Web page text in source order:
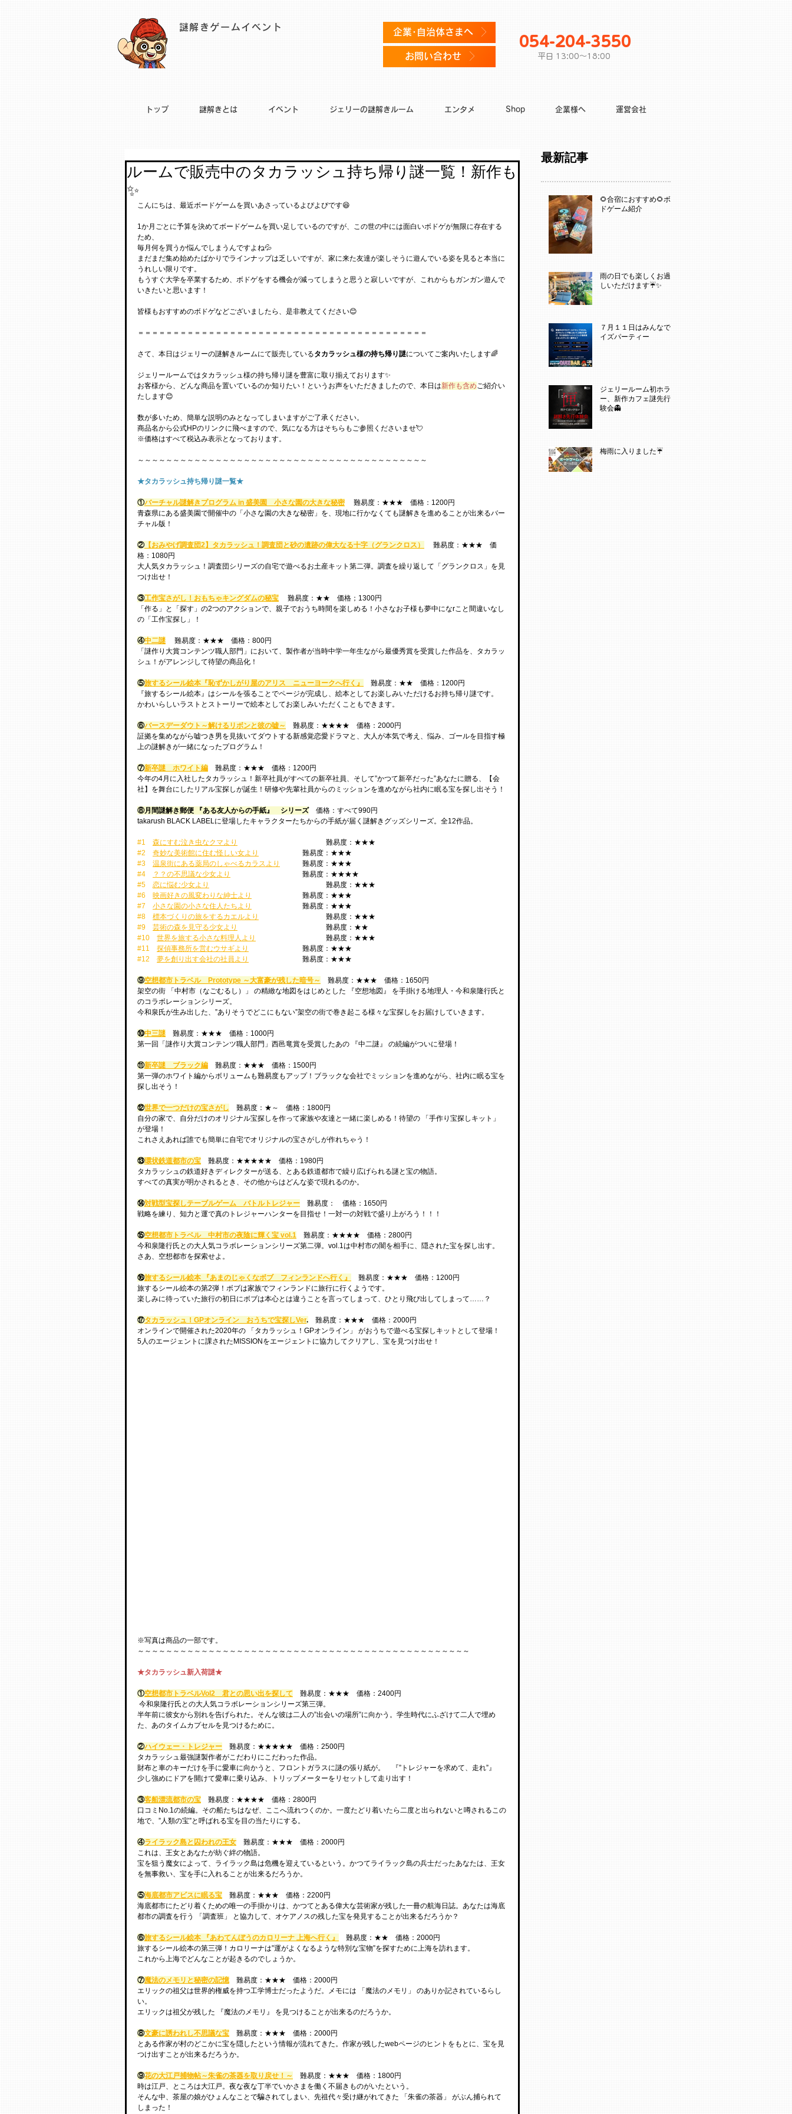
謎解きゲームイベント 企業･自治体さまへ
お問い合わせ
054-204-3550
平日 13:00〜18:00
トップ 謎解きとは イベント ジェリーの謎解きルーム エンタメ Shop 企業様へ 運営会社
ルームで販売中のタカラッシュ持ち帰り謎一覧！新作も
✨
こんにちは、最近ボードゲームを買いあさっているよぴよぴです😆
1か月ごとに予算を決めてボードゲームを買い足しているのですが、この世の中には面白いボドゲが無限に存在する
ため、
毎月何を買うか悩んでしまうんですよね💦
まだまだ集め始めたばかりでラインナップは乏しいですが、家に来た友達が楽しそうに遊んでいる姿を見ると本当に
うれしい限りです。
もうすぐ大学を卒業するため、ボドゲをする機会が減ってしまうと思うと寂しいですが、これからもガンガン遊んで
いきたいと思います！
皆様もおすすめのボドゲなどございましたら、是非教えてください😊
＝＝＝＝＝＝＝＝＝＝＝＝＝＝＝＝＝＝＝＝＝＝＝＝＝＝＝＝＝＝＝＝＝＝＝＝＝＝＝＝＝
さて、本日はジェリーの謎解きルームにて販売しているタカラッシュ様の持ち帰り謎についてご案内いたします🌈
ジェリールームではタカラッシュ様の持ち帰り謎を豊富に取り揃えております✨
お客様から、どんな商品を置いているのか知りたい！というお声をいただきましたので、本日は新作も含めご紹介い
たします😊
数が多いため、簡単な説明のみとなってしまいますがご了承ください。
商品名から公式HPのリンクに飛べますので、気になる方はそちらもご参照くださいませ💘
※価格はすべて税込み表示となっております。
～～～～～～～～～～～～～～～～～～～～～～～～～～～～～～～～～～～～～～～～～
★タカラッシュ持ち帰り謎一覧★
①バーチャル謎解きプログラム in 盛美園　小さな園の大きな秘密 難易度：★★★　価格：1200円
青森県にある盛美園で開催中の「小さな園の大きな秘密」を、現地に行かなくても謎解きを進めることが出来るバー
チャル版！
② 【おみやげ調査団2】タカラッシュ！調査団と砂の遺跡の偉大なる十字（グランクロス）
難易度：★★★　価
格：1080円
大人気タカラッシュ！調査団シリーズの自宅で遊べるお土産キット第二弾。調査を繰り返して「グランクロス」を見
つけ出せ！
③工作宝さがし！おもちゃキングダムの秘宝 難易度：★★　価格；1300円
「作る」と「探す」の2つのアクションで、親子でおうち時間を楽しめる！小さなお子様も夢中になrこと間違いなし
の「工作宝探し」！
④中二謎 難易度：★★★　価格：800円
「謎作り大賞コンテンツ職人部門」において、製作者が当時中学一年生ながら最優秀賞を受賞した作品を、タカラッ
シュ！がアレンジして待望の商品化！
⑤旅するシール絵本『恥ずかしがり屋のアリス　ニューヨークへ行く』
難易度：★★　価格：1200円
『旅するシール絵本』はシールを張ることでページが完成し、絵本としてお楽しみいただけるお持ち帰り謎です。
かわいらしいラストとストーリーで絵本としてお楽しみいただくこともできます。
⑥バースデーダウト～解けるリボンと彼の嘘～
難易度：★★★★　価格：2000円
証拠を集めながら嘘つき男を見抜いてダウトする新感覚恋愛ドラマと、大人が本気で考え、悩み、ゴールを目指す極
上の謎解きが一緒になったプログラム！
⑦新卒謎　ホワイト編
難易度：★★★　価格：1200円
今年の4月に入社したタカラッシュ！新卒社員がすべての新卒社員、そして”かつて新卒だった”あなたに贈る、【会
社】を舞台にしたリアル宝探しが誕生！研修や先輩社員からのミッションを進めながら社内に眠る宝を探し出そう！
⑧月間謎解き郵便 『ある友人からの手紙』　シリーズ
価格：すべて990円
takarush BLACK LABELに登場したキャラクターたちからの手紙が届く謎解きグッズシリーズ。全12作品。
#1
			難易度：★★★
#2
奇妙な美術館に住む怪しい女より
		難易度：★★★
#3
温泉街にある薬局のしゃべるカラスより
	難易度：★★★
#4
			難易度：★★★★
#5
恋に悩む少女より
					難易度：★★★
#6
		難易度：★★★
#7
小さな園の小さな住人たちより
			難易度：★★★
#8
		難易度：★★★
#9
芸術の森を見守る少女より
				難易度：★★
#10
		難易度：★★★
#11
		難易度：★★★
#12
夢を創り出す会社の社員より
			難易度：★★★
⑨空想都市トラベル　Prototype ～大富豪が残した暗号～
難易度：★★★　価格：1650円
架空の街 「中村市（なごむるし）」 の精緻な地図をはじめとした 『空想地図』 を手掛ける地理人・今和泉隆行氏と
のコラボレーションシリーズ。
今和泉氏が生み出した、”ありそうでどこにもない”架空の街で巻き起こる様々な宝探しをお届けしていきます。
⑩中三謎 難易度：★★★　価格：1000円
第一回「謎作り大賞コンテンツ職人部門」西邑竜賞を受賞したあの 『中二謎』 の続編がついに登場！
⑪新卒謎　ブラック編 難易度：★★★　価格：1500円
第一弾のホワイト編からボリュームも難易度もアップ！ブラックな会社でミッションを進めながら、社内に眠る宝を
探し出そう！
⑫世界で一つだけの宝さがし 難易度：★～　価格：1800円
自分の家で、自分だけのオリジナル宝探しを作って家族や友達と一緒に楽しめる！待望の 「手作り宝探しキット」
が登場！
これさえあれば誰でも簡単に自宅でオリジナルの宝さがしが作れちゃう！
⑬環状鉄道都市の宝 難易度：★★★★★　価格：1980円
タカラッシュの鉄道好きディレクターが送る、とある鉄道都市で繰り広げられる謎と宝の物語。
すべての真実が明かされるとき、その他からはどんな姿で現れるのか。
⑭対戦型宝探しテーブルゲーム　バトルトレジャー 難易度：　価格：1650円
戦略を練り、知力と運で真のトレジャーハンターを目指せ！一対一の対戦で盛り上がろう！！！
⑮空想都市トラベル　中村市の夜陰に輝く宝 vol.1 難易度：★★★★　価格：2800円
今和泉隆行氏との大人気コラボレーションシリーズ第二弾。vol.1は中村市の闇を相手に、隠された宝を探し出す。
さあ、空想都市を探索せよ。
⑯旅するシール絵本 『あまのじゃくなボブ　フィンランドへ行く』
難易度：★★★　価格：1200円
旅するシール絵本の第2弾！ボブは家族でフィンランドに旅行に行くようです。
楽しみに待っていた旅行の初日にボブは本心とは違うことを言ってしまって、ひとり飛び出してしまって……？
⑰タカラッシュ！GPオンライン　おうちで宝探しVer. 難易度：★★★　価格：2000円
オンラインで開催された2020年の 「タカラッシュ！GPオンライン」 がおうちで遊べる宝探しキットとして登場！
5人のエージェントに課されたMISSIONをエージェントに協力してクリアし、宝を見つけ出せ！
※写真は商品の一部です。
～～～～～～～～～～～～～～～～～～～～～～～～～～～～～～～～～～～～～～～～～～～～～～～
★タカラッシュ新入荷謎★
①空想都市トラベルVol2　君との思い出を探して 難易度：★★★　価格：2400円
今和泉隆行氏との大人気コラボレーションシリーズ第三弾。
半年前に彼女から別れを告げられた。そんな彼は二人の”出会いの場所”に向かう。学生時代にふざけて二人で埋め
た、あのタイムカプセルを見つけるために。
②ハイウェー・トレジャー 難易度：★★★★★　価格：2500円
タカラッシュ最強謎製作者がこだわりにこだわった作品。
財布と車のキーだけを手に愛車に向かうと、フロントガラスに謎の張り紙が。　『”トレジャーを求めて、走れ”』
少し強めにドアを開けて愛車に乗り込み、トリップメーターをリセットして走り出す！
③客船漂流都市の宝 難易度：★★★★　価格：2800円
口コミNo.1の続編。その船たちはなぜ、ここへ流れつくのか。一度たどり着いたら二度と出られないと噂されるこの
地で、”人類の宝”と呼ばれる宝を目の当たりにする。
④ライラック島と囚われの王女 難易度：★★★　価格：2000円
これは、王女とあなたが紡ぐ絆の物語。
宝を狙う魔女によって、ライラック島は危機を迎えているという。かつてライラック島の兵士だったあなたは、王女
を無事救い、宝を手に入れることが出来るだろうか。
⑤海底都市アビスに眠る宝 難易度：★★★　価格：2200円
海底都市にたどり着くための唯一の手掛かりは、かつてとある偉大な芸術家が残した一冊の航海日誌。あなたは海底
都市の調査を行う 「調査班」 と協力して、オケアノスの残した宝を発見することが出来るだろうか？
⑥旅するシール絵本 『あわてんぼうのカロリーナ 上海へ行く』
難易度：★★　価格：2000円
旅するシール絵本の第三弾！カロリーナは”運がよくなるような特別な宝物”を探すために上海を訪れます。
これから上海でどんなことが起きるのでしょうか。
⑦魔法のメモリと秘密の記憶 難易度：★★★　価格：2000円
エリックの祖父は世界的権威を持つ工学博士だったようだ。メモには 「魔法のメモリ」 のありか記されているらし
い。
エリックは祖父が残した 『魔法のメモリ』 を見つけることが出来るのだろうか。
⑧文豪に誘われし不思議な宝 難易度：★★★　価格：2000円
とある作家が村のどこかに宝を隠したという情報が流れてきた。作家が残したwebページのヒントをもとに、宝を見
つけ出すことが出来るだろうか。
⑨花の大江戸捕物帖～朱雀の茶器を取り戻せ！～
難易度：★★★　価格：1800円
時は江戸、ところは大江戸。夜な夜な丁半でいかさまを働く不届きものがいたという。
そんな中、茶屋の娘がひょんなことで騙されてしまい、先祖代々受け継がれてきた 「朱雀の茶器」 がぶん捕られて
しまった！
最新記事
🌻合宿におすすめ🌻ボー
ドゲーム紹介
雨の日でも楽しくお過ご
しいただけます☔✨
７月１１日はみんなでク
イズパーティー
ジェリールーム初ホラ
ー、新作カフェ謎先行体
験会👻
梅雨に入りました☔️